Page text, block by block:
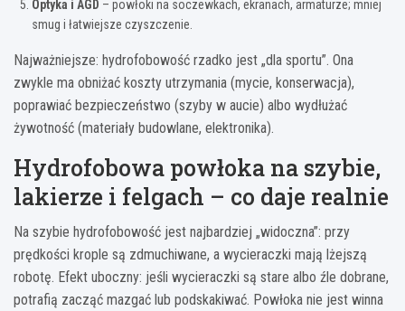
Optyka i AGD – powłoki na soczewkach, ekranach, armaturze; mniej
smug i łatwiejsze czyszczenie.
Najważniejsze: hydrofobowość rzadko jest „dla sportu”. Ona
zwykle ma obniżać koszty utrzymania (mycie, konserwacja),
poprawiać bezpieczeństwo (szyby w aucie) albo wydłużać
żywotność (materiały budowlane, elektronika).
Hydrofobowa powłoka na szybie,
lakierze i felgach – co daje realnie
Na szybie hydrofobowość jest najbardziej „widoczna”: przy
prędkości krople są zdmuchiwane, a wycieraczki mają lżejszą
robotę. Efekt uboczny: jeśli wycieraczki są stare albo źle dobrane,
potrafią zacząć mazgać lub podskakiwać. Powłoka nie jest winna